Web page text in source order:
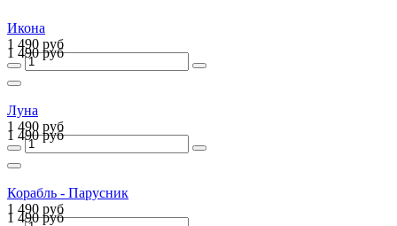
Икона
1 490 руб
1 490 руб
Луна
1 490 руб
1 490 руб
Корабль - Парусник
1 490 руб
1 490 руб